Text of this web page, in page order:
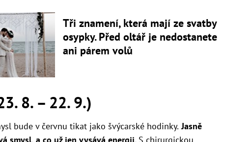
Tři znamení, která mají ze svatby
osypky. Před oltář je nedostanete
ani párem volů
8. – 22. 9.)
bude v červnu tikat jako švýcarské hodinky. Jasně
smysl, a co už jen vysává energii. S chirurgickou